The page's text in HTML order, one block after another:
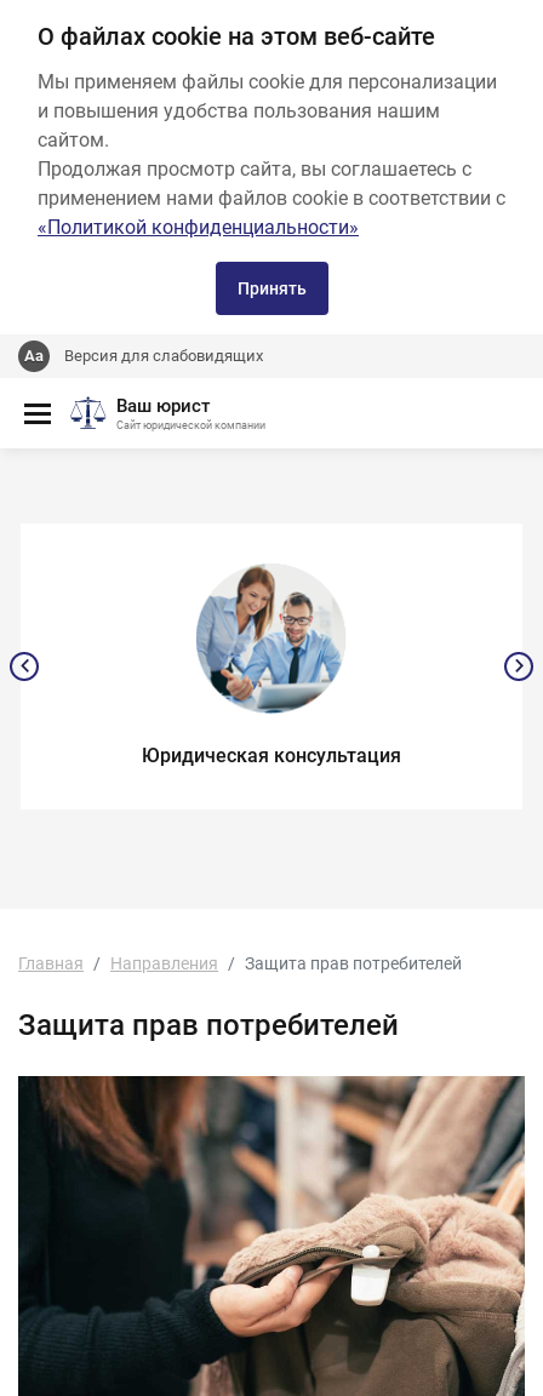
О файлах cookie на этом веб-сайте
Мы применяем файлы cookie для персонализации
и повышения удобства пользования нашим
сайтом.
Продолжая просмотр сайта, вы соглашаетесь с
применением нами файлов cookie в соответствии с
«Политикой конфиденциальности»
Принять
Версия для слабовидящих
Ваш юрист
Сайт юридической компании
Юридическая консультация
Главная Направления Защита прав потребителей
Защита прав потребителей